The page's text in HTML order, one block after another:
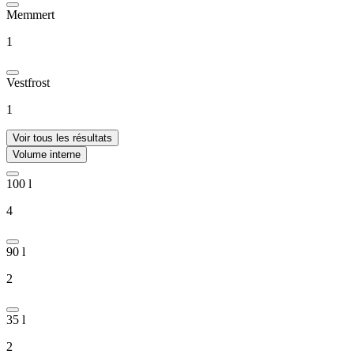
Memmert
1
Vestfrost
1
Voir tous les résultats
Volume interne
100 l
4
90 l
2
35 l
2